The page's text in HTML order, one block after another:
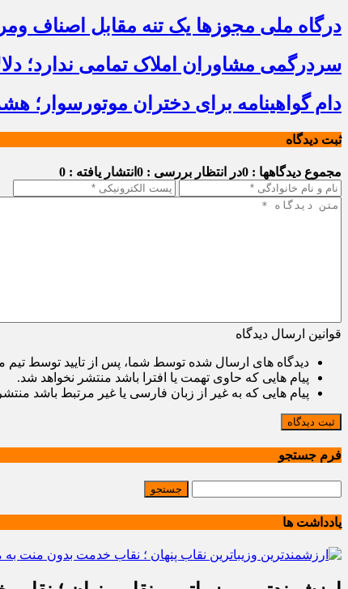
درگاه ملی مجوزها یک تنه مقابل اصناف
سردرگمی مشاوران املاک تمامی ندارد؛
دام گواهینامه برای دختران موتورسوار؛
ثبت دیدگاه
مجموع دیدگاهها : 0 در انتظار بررسی : 0 انتشار یافته : 0
قوانین ارسال دیدگاه
دیدگاه های ارسال شده توسط شما، پس از تایید توسط
پیام هایی که حاوی تهمت یا افترا باشد منتشر نخواهد شد.
پیام هایی که به غیر از زبان فارسی یا غیر مرتبط باشد
ثبت دیدگاه
فرم جستجو
یادداشت ها